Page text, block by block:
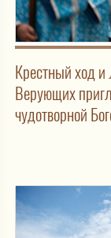
Крестный ход
Верующих
чудотворной